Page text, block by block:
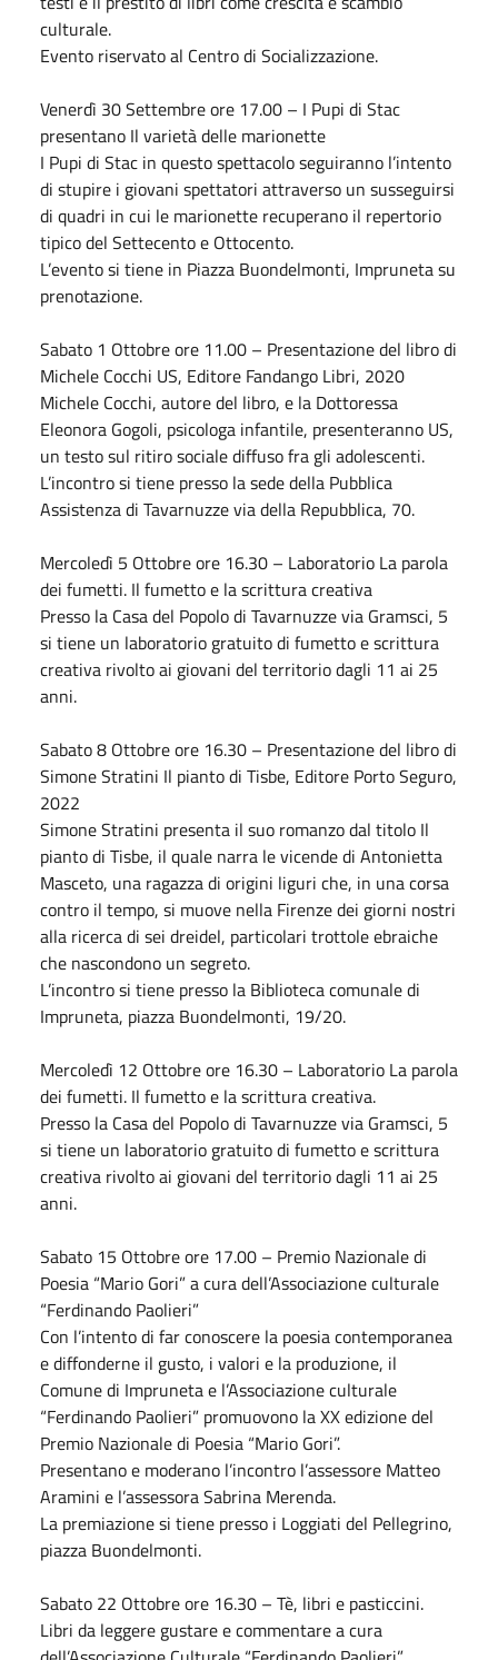
culturale.
Evento riservato al Centro di Socializzazione.
Venerdì 30Settembreore 17.00 – I Pupi di Stac
presentano Il varietà delle marionette
I Pupi di Stac in questo spettacolo seguiranno l’intento
di stupire i giovani spettatori attraverso un susseguirsi
di quadri in cui le marionette recuperano il repertorio
tipico del Settecento e Ottocento.
L’evento si tiene in Piazza Buondelmonti, Impruneta su
prenotazione.
Sabato 1 Ottobreore 11.00 – Presentazione del libro di
Michele Cocchi US, Editore Fandango Libri, 2020
Michele Cocchi, autore del libro, e la Dottoressa
Eleonora Gogoli, psicologa infantile, presenteranno US,
un testo sul ritiro sociale diffuso fra gli adolescenti.
L’incontro si tiene presso la sede della Pubblica
Assistenza di Tavarnuzze via della Repubblica, 70.
Mercoledì 5 Ottobreore 16.30 – Laboratorio La parola
dei fumetti. Il fumetto e la scrittura creativa
Presso la Casa del Popolo di Tavarnuzze via Gramsci, 5
si tiene un laboratorio gratuito di fumetto e scrittura
creativa rivolto ai giovani del territorio dagli 11 ai 25
anni.
Sabato8 Ottobreore 16.30 – Presentazione del libro di
Simone Stratini Il pianto di Tisbe, Editore Porto Seguro,
2022
Simone Stratini presenta il suo romanzo dal titolo Il
pianto di Tisbe, il quale narra le vicende di Antonietta
Masceto, una ragazza di origini liguri che, in una corsa
contro il tempo, si muove nella Firenze dei giorni nostri
alla ricerca di sei dreidel, particolari trottole ebraiche
che nascondono un segreto.
L’incontro si tiene presso la Biblioteca comunale di
Impruneta, piazza Buondelmonti, 19/20.
Mercoledì 12 Ottobreore 16.30 – Laboratorio La parola
dei fumetti. Il fumetto e la scrittura creativa.
Presso la Casa del Popolo di Tavarnuzze via Gramsci, 5
si tiene un laboratorio gratuito di fumetto e scrittura
creativa rivolto ai giovani del territorio dagli 11 ai 25
anni.
Sabato 15 Ottobreore 17.00 – Premio Nazionale di
Poesia “Mario Gori” a cura dell’Associazione culturale
“Ferdinando Paolieri”
Con l’intento di far conoscere la poesia contemporanea
e diffonderne il gusto, i valori e la produzione, il
Comune di Impruneta e l’Associazione culturale
“Ferdinando Paolieri” promuovono la XX edizione del
Premio Nazionale di Poesia “Mario Gori”.
Presentano e moderano l’incontro l’assessore Matteo
Aramini e l’assessora Sabrina Merenda.
La premiazione si tiene presso i Loggiati del Pellegrino,
piazza Buondelmonti.
Sabato 22 Ottobreore 16.30 – Tè, libri e pasticcini.
Libri da leggere gustare e commentare a cura